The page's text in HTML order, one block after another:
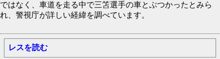
ではなく、車道を走る中で三笘選手の車とぶつかったとみら
れ、警視庁が詳しい経緯を調べています。
レスを読む